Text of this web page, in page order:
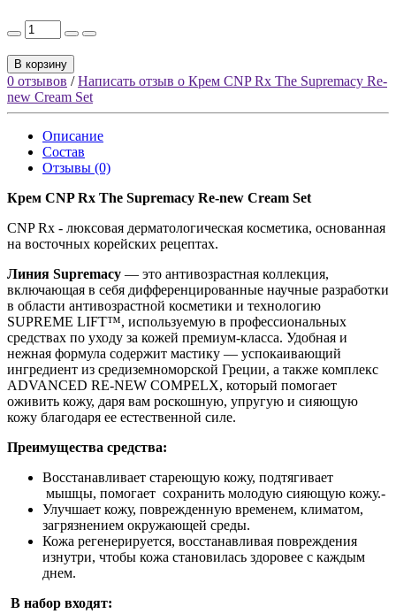
В корзину
0 отзывов /Написать отзыв о Крем CNP Rx The Supremacy Re-
new Cream Set
Описание
Состав
Отзывы (0)
Крем CNP Rx The Supremacy Re-new Cream Set
CNP Rx - люксовая дерматологическая косметика, основанная
на восточных корейских рецептах.
Линия Supremacy — это антивозрастная коллекция,
включающая в себя дифференцированные научные разработки
в области антивозрастной косметики и технологию
SUPREME LIFT™, используемую в профессиональных
средствах по уходу за кожей премиум-класса. Удобная и
нежная формула содержит мастику — успокаивающий
ингредиент из средиземноморской Греции, а также комплекс
ADVANCED RE-NEW COMPELX, который помогает
оживить кожу, даря вам роскошную, упругую и сияющую
кожу благодаря ее естественной силе.
Преимущества средства:
Восcтанавливает стареющую кожу, подтягивает
мышцы, помогает сохранить молодую сияющую кожу.-
Улучшает кожу, поврежденную временем, климатом,
загрязнением окружающей среды.
Кожа регенерируется, восстанавливая повреждения
изнутри, чтобы кожа становилась здоровее с каждым
днем.
В набор входят: